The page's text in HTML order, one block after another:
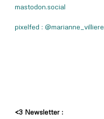
mastodon.social
pixelfed : @marianne_villiere
<3 Newsletter :